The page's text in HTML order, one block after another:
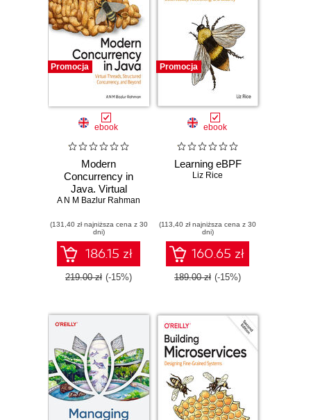
Promocja
ebook
Modern
Concurrency in
Java. Virtual
Threads,
Concurrency, and
Beyond
A N M Bazlur Rahman
(131,40 zł najniższa cena z 30
dni)
186.15 zł
219.00 zł (-15%)
Promocja
ebook
Learning eBPF
Liz Rice
(113,40 zł najniższa cena z 30
dni)
160.65 zł
189.00 zł (-15%)